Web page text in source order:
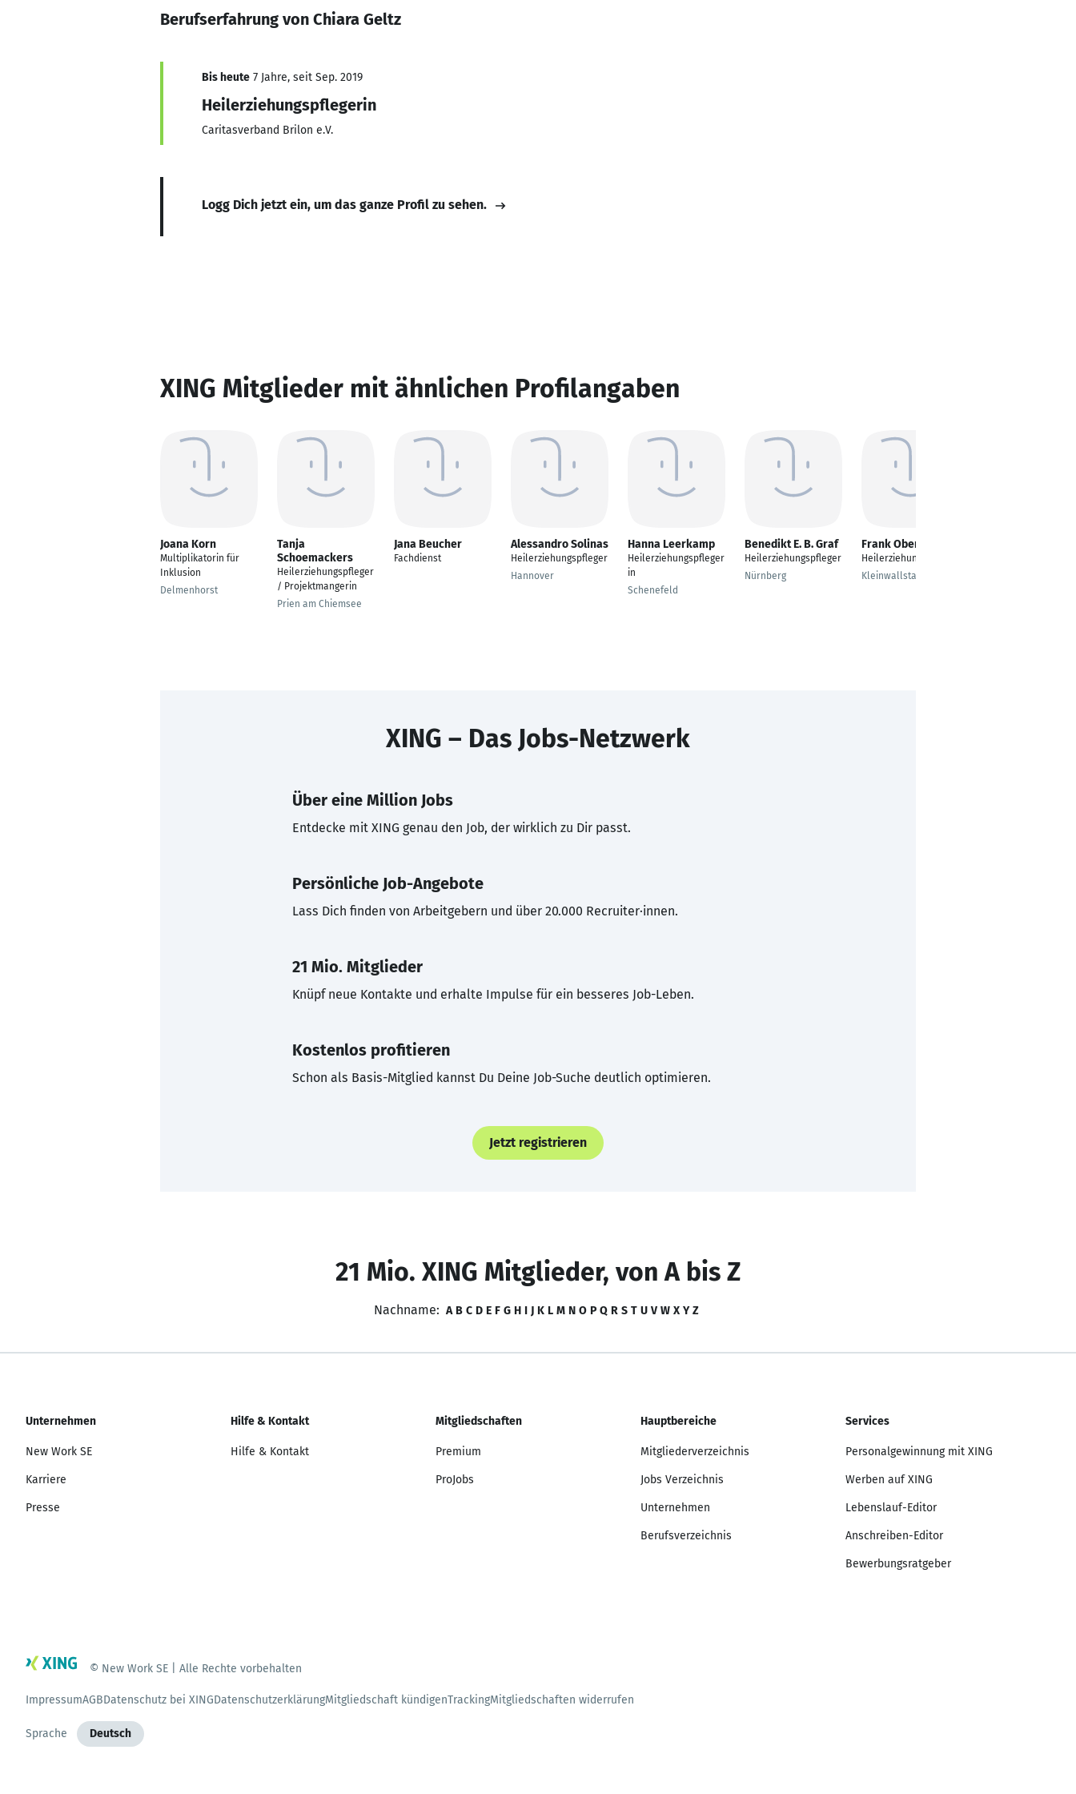
Berufserfahrung von Chiara Geltz
Bis heute 7 Jahre, seit Sep. 2019
Heilerziehungspflegerin
Caritasverband Brilon e.V.
Logg Dich jetzt ein, um das ganze Profil zu sehen.
XING Mitglieder mit ähnlichen Profilangaben
Joana Korn
Multiplikatorin für
Inklusion
Delmenhorst
Tanja
Schoemackers
Heilerziehungspfleger
/ Projektmangerin
Prien am Chiemsee
Jana Beucher
Fachdienst
Alessandro Solinas
Heilerziehungspfleger
Hannover
Hanna Leerkamp
Heilerziehungspfleger
in
Schenefeld
Benedikt E. B. Graf
Heilerziehungspfleger
Nürnberg
Frank Oberle
Heilerziehungspfleger
Kleinwallstadt
XING – Das Jobs-Netzwerk
Über eine Million Jobs
Entdecke mit XING genau den Job, der wirklich zu Dir passt.
Persönliche Job-Angebote
Lass Dich finden von Arbeitgebern und über 20.000 Recruiter·innen.
21 Mio. Mitglieder
Knüpf neue Kontakte und erhalte Impulse für ein besseres Job-Leben.
Kostenlos profitieren
Schon als Basis-Mitglied kannst Du Deine Job-Suche deutlich optimieren.
Jetzt registrieren
21 Mio. XING Mitglieder, von A bis Z
Nachname: A B C D E F G H I J K L M N O P Q R S T U V W X Y Z
Unternehmen
New Work SE
Karriere
Presse
Hilfe & Kontakt
Hilfe & Kontakt
Mitgliedschaften
Premium
ProJobs
Hauptbereiche
Mitgliederverzeichnis
Jobs Verzeichnis
Unternehmen
Berufsverzeichnis
Services
Personalgewinnung mit XING
Werben auf XING
Lebenslauf-Editor
Anschreiben-Editor
Bewerbungsratgeber
© New Work SE | Alle Rechte vorbehalten
ImpressumAGBDatenschutz bei XINGDatenschutzerklärungMitgliedschaft kündigenTrackingMitgliedschaften widerrufen
Sprache Deutsch